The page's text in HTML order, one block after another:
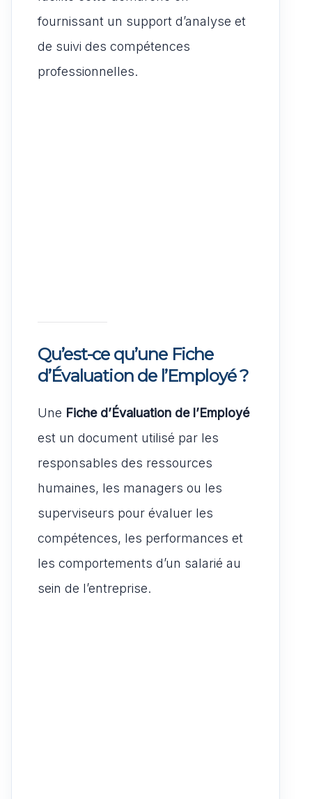
fournissant un support d’analyse et
de suivi des compétences
professionnelles.
Qu’est-ce qu’une Fiche
d’Évaluation de l’Employé ?
Une Fiche d’Évaluation de l’Employé
est un document utilisé par les
responsables des ressources
humaines, les managers ou les
superviseurs pour évaluer les
compétences, les performances et
les comportements d’un salarié au
sein de l’entreprise.